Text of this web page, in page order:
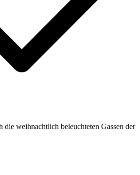
die weihnachtlich beleuchteten Gassen der